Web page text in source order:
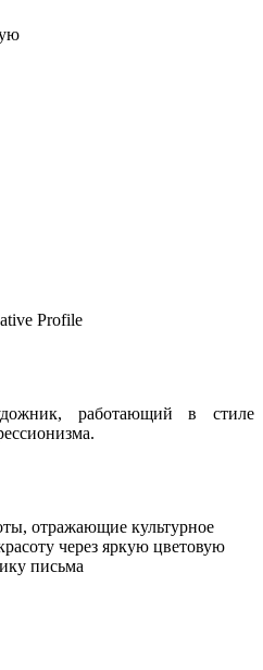
Profile
работающий в стиле
отражающие культурное
через яркую цветовую
письма